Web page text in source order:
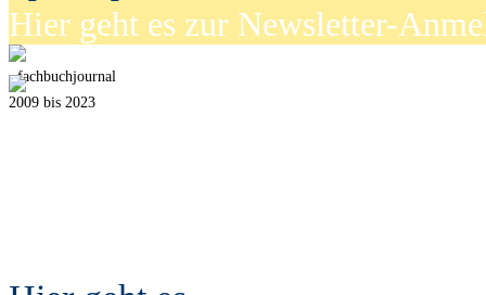
Hier geht es zur Newsletter-
fachbuchjournal
2009 bis 2023